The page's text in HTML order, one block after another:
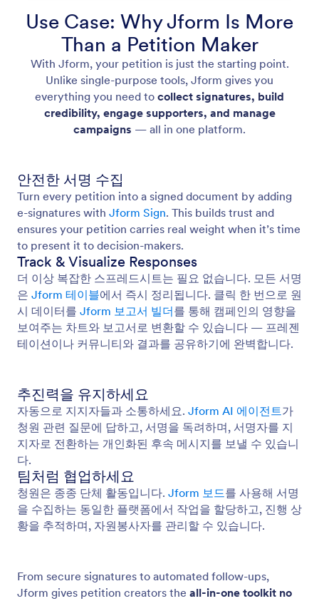
Use Case: Why Jform Is More
Than a Petition Maker
With Jform, your petition is just the starting point.
Unlike single-purpose tools, Jform gives you
everything you need to collect signatures, build
credibility, engage supporters, and manage
campaigns — all in one platform.
안전한 서명 수집
Turn every petition into a signed document by adding
e-signatures with Jform Sign. This builds trust and
ensures your petition carries real weight when it’s time
to present it to decision-makers.
Track & Visualize Responses
더 이상 복잡한 스프레드시트는 필요 없습니다. 모든 서명
은 Jform 테이블에서 즉시 정리됩니다. 클릭 한 번으로 원
시 데이터를 Jform 보고서 빌더를 통해 캠페인의 영향을
보여주는 차트와 보고서로 변환할 수 있습니다 — 프레젠
테이션이나 커뮤니티와 결과를 공유하기에 완벽합니다.
추진력을 유지하세요
자동으로 지지자들과 소통하세요. Jform AI 에이전트가
청원 관련 질문에 답하고, 서명을 독려하며, 서명자를 지
지자로 전환하는 개인화된 후속 메시지를 보낼 수 있습니
다.
팀처럼 협업하세요
청원은 종종 단체 활동입니다. Jform 보드를 사용해 서명
을 수집하는 동일한 플랫폼에서 작업을 할당하고, 진행 상
황을 추적하며, 자원봉사자를 관리할 수 있습니다.
From secure signatures to automated follow-ups,
Jform gives petition creators the all-in-one toolkit no